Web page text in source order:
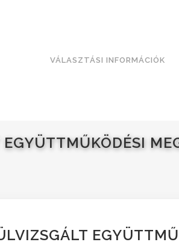
VÁLASZTÁSI INFORMÁCIÓK